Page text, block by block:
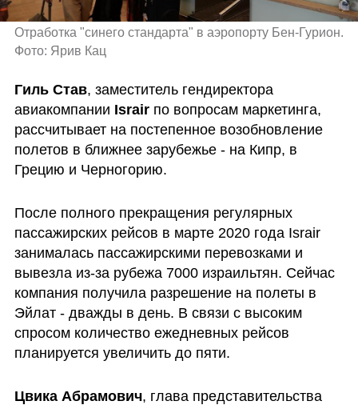
Отработка "синего стандарта" в аэропорту Бен-Гурион.
Фото: Ярив Кац
Гиль Став, заместитель гендиректора
авиакомпании Israir по вопросам маркетинга,
рассчитывает на постепенное возобновление
полетов в ближнее зарубежье - на Кипр, в
Грецию и Черногорию.
После полного прекращения регулярных
пассажирских рейсов в марте 2020 года Israir
занималась пассажирскими перевозками и
вывезла из-за рубежа 7000 израильтян. Сейчас
компания получила разрешение на полеты в
Эйлат - дважды в день. В связи с высоким
спросом количество ежедневных рейсов
планируется увеличить до пяти.
Цвика Абрамович, глава представительства